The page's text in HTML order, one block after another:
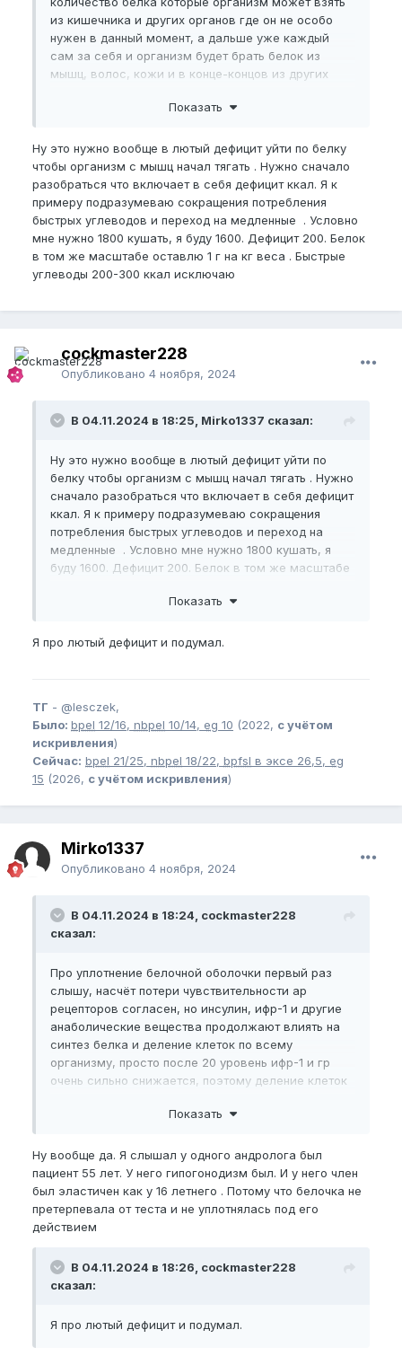
из кишечника и других органов где он не особо
нужен в данный момент, а дальше уже каждый
сам за себя и организм будет брать белок из
мышц, волос, кожи и в конце-концов из других
Показать
Ну это нужно вообще в лютый дефицит уйти по белку
чтобы организм с мышц начал тягать . Нужно сначало
разобраться что включает в себя дефицит ккал. Я к
примеру подразумеваю сокращения потребления
быстрых углеводов и переход на медленные . Условно
мне нужно 1800 кушать, я буду 1600. Дефицит 200. Белок
в том же масштабе оставлю 1 г на кг веса . Быстрые
углеводы 200-300 ккал исключаю
cockmaster228
Опубликовано 4 ноября, 2024
В 04.11.2024 в 18:25, Mirko1337 сказал:
Ну это нужно вообще в лютый дефицит уйти по
белку чтобы организм с мышц начал тягать . Нужно
сначало разобраться что включает в себя дефицит
ккал. Я к примеру подразумеваю сокращения
потребления быстрых углеводов и переход на
медленные . Условно мне нужно 1800 кушать, я
буду 1600. Дефицит 200. Белок в том же масштабе
Показать
Я про лютый дефицит и подумал.
ТГ - @lesczek,
Было: bpel 12/16, nbpel 10/14, eg 10 (2022, с учётом
искривления)
Сейчас: bpel 21/25, nbpel 18/22, bpfsl в эксе 26,5, eg
15 (2026, с учётом искривления)
Mirko1337
Опубликовано 4 ноября, 2024
В 04.11.2024 в 18:24, cockmaster228
сказал:
Про уплотнение белочной оболочки первый раз
слышу, насчёт потери чувствительности ар
рецепторов согласен, но инсулин, ифр-1 и другие
анаболические вещества продолжают влиять на
синтез белка и деление клеток по всему
организму, просто после 20 уровень ифр-1 и гр
очень сильно снижается, поэтому деление клеток
Показать
Ну вообще да. Я слышал у одного андролога был
пациент 55 лет. У него гипогонодизм был. И у него член
был эластичен как у 16 летнего . Потому что белочка не
претерпевала от теста и не уплотнялась под его
действием
В 04.11.2024 в 18:26, cockmaster228
сказал:
Я про лютый дефицит и подумал.